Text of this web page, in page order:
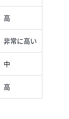
高
非常に高い
中
高